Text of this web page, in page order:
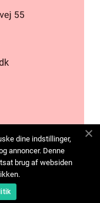
dine indstillinger,
annoncer. Denne
brug af websiden